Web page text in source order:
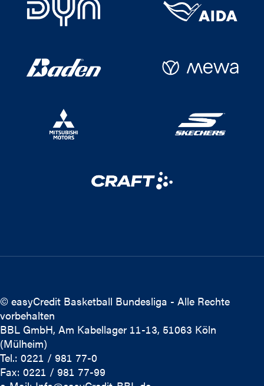
© easyCredit Basketball Bundesliga - Alle Rechte
vorbehalten
BBL GmbH, Am Kabellager 11-13, 51063 Köln
(Mülheim)
Tel.: 0221 / 981 77-0
Fax: 0221 / 981 77-99